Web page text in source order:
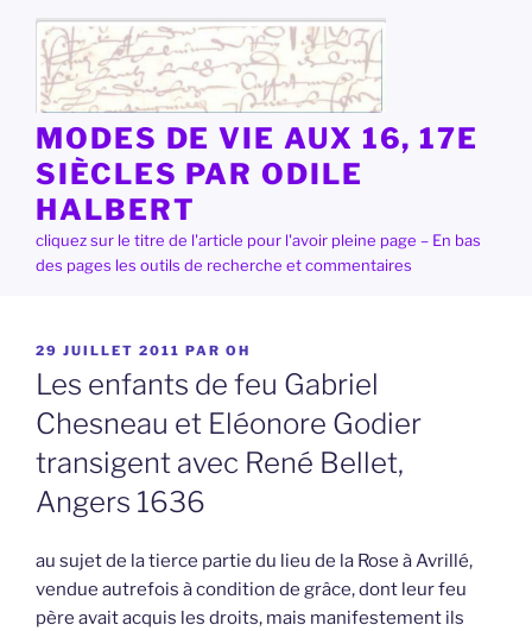
contenu
principal
MODES DE VIE AUX 16, 17E
SIÈCLES PAR ODILE
HALBERT
cliquez sur le titre de l'article pour l'avoir pleine page – En bas
des pages les outils de recherche et commentaires
PUBLIÉ
LE
29 JUILLET 2011 PAR OH
Les enfants de feu Gabriel
Chesneau et Eléonore Godier
transigent avec René Bellet,
Angers 1636
au sujet de la tierce partie du lieu de la Rose à Avrillé,
vendue autrefois à condition de grâce, dont leur feu
père avait acquis les droits, mais manifestement ils